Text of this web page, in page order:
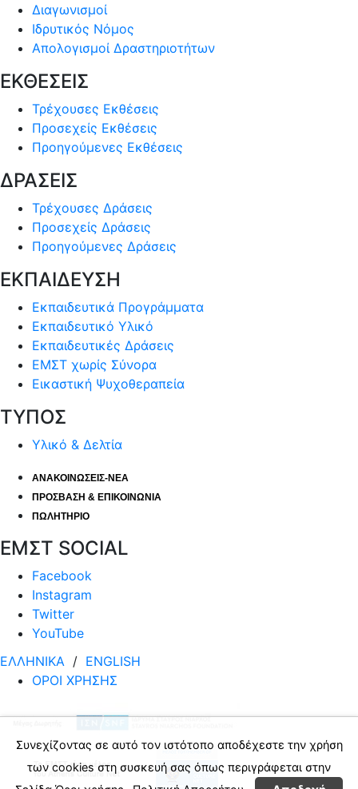
Διαγωνισμοί
Ιδρυτικός Νόμος
Απολογισμοί Δραστηριοτήτων
ΕΚΘΕΣΕΙΣ
Τρέχουσες Εκθέσεις
Προσεχείς Εκθέσεις
Προηγούμενες Εκθέσεις
ΔΡΑΣΕΙΣ
Τρέχουσες Δράσεις
Προσεχείς Δράσεις
Προηγούμενες Δράσεις
ΕΚΠΑΙΔΕΥΣΗ
Εκπαιδευτικά Προγράμματα
Εκπαιδευτικό Υλικό
Εκπαιδευτικές Δράσεις
ΕΜΣΤ χωρίς Σύνορα
Εικαστική Ψυχοθεραπεία
ΤΥΠΟΣ
Υλικό & Δελτία
ΑΝΑΚΟΙΝΩΣΕΙΣ-ΝΕΑ
ΠΡΟΣΒΑΣΗ & ΕΠΙΚΟΙΝΩΝΙΑ
ΠΩΛΗΤΗΡΙΟ
ΕΜΣΤ SOCIAL
Facebook
Instagram
Twitter
YouTube
ΕΛΛΗΝΙΚΑ / ΕΝGLISH
ΟΡΟΙ ΧΡΗΣΗΣ
Συνεχίζοντας σε αυτό τον ιστότοπο αποδέχεστε την χρήση
των cookies στη συσκευή σας όπως περιγράφεται στην